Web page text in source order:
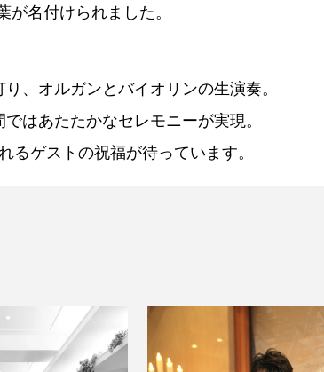
が名付けられました。
、 オルガンとバイオリンの生演奏。
ではあたたかなセレモニーが実現。
るゲストの祝福が待っています。